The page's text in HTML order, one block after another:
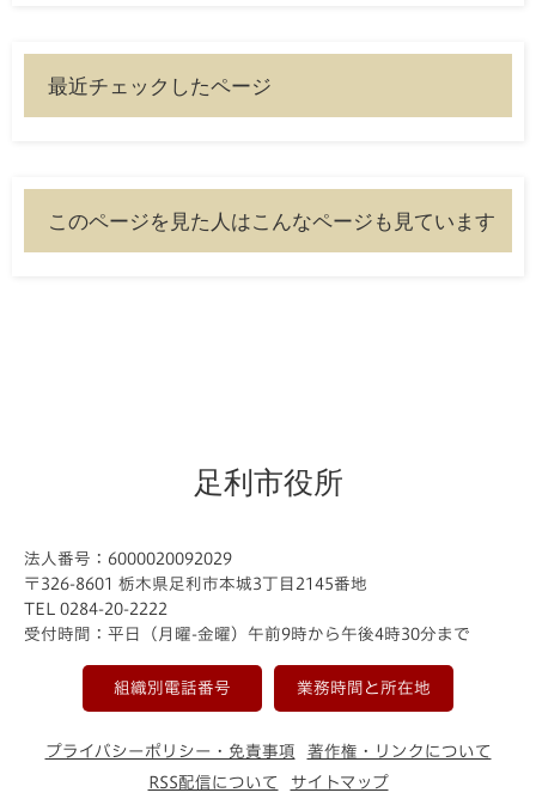
最近チェックしたページ
このページを見た人はこんなページも見ています
足利市役所
法人番号：6000020092029
〒326-8601 栃木県足利市本城3丁目2145番地
TEL 0284-20-2222
受付時間：平日（月曜-金曜）午前9時から午後4時30分まで
組織別電話番号 業務時間と所在地
プライバシーポリシー・免責事項
著作権・リンクについて
RSS配信について
サイトマップ